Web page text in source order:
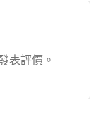
表評價。